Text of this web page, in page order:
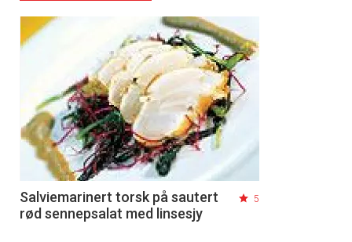
Salviemarinert torsk på sautert
rød sennepsalat med linsesjy
5